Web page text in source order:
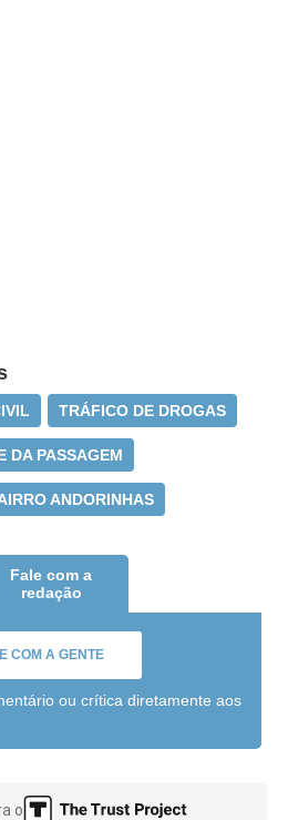
TRÁFICO DE DROGAS
DA PASSAGEM
ANDORINHAS
Fale com a
redação
COM A GENTE
ou crítica diretamente aos
o